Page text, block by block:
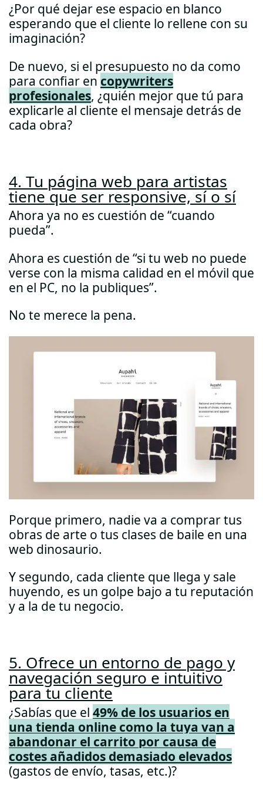
¿Por qué dejar ese espacio en blanco
esperando que el cliente lo rellene con su
imaginación?
De nuevo, si el presupuesto no da como
para confiar en copywriters
profesionales, ¿quién mejor que tú para
explicarle al cliente el mensaje detrás de
cada obra?
4. Tu página web para artistas
tiene que ser responsive, sí o sí
Ahora ya no es cuestión de “cuando
pueda”.
Ahora es cuestión de “si tu web no puede
verse con la misma calidad en el móvil que
en el PC, no la publiques”.
No te merece la pena.
Porque primero, nadie va a comprar tus
obras de arte o tus clases de baile en una
web dinosaurio.
Y segundo, cada cliente que llega y sale
huyendo, es un golpe bajo a tu reputación
y a la de tu negocio.
5. Ofrece un entorno de pago y
navegación seguro e intuitivo
para tu cliente
¿Sabías que el 49% de los usuarios en
una tienda online como la tuya van a
abandonar el carrito por causa de
costes añadidos demasiado elevados
(gastos de envío, tasas, etc.)?